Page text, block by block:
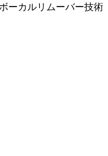
ーカルリムーバー技術